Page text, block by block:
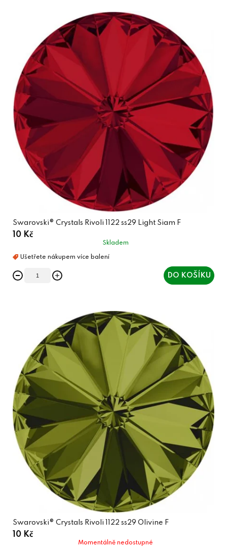
Swarovski® Crystals Rivoli 1122 ss29 Light Siam F
10 Kč
Skladem
DO KOŠÍKU
Swarovski® Crystals Rivoli 1122 ss29 Olivine F
10 Kč
Momentálně nedostupné